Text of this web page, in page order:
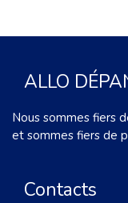
ALLO
Nous sommes fiers
et sommes fiers de
Contacts